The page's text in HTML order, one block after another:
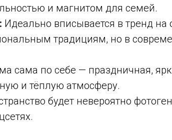
и магнитом для семей.
Идеально вписывается в тренд на
традициям, но в
сама по себе — праздничная,
и тёплую атмосферу.
будет невероятно